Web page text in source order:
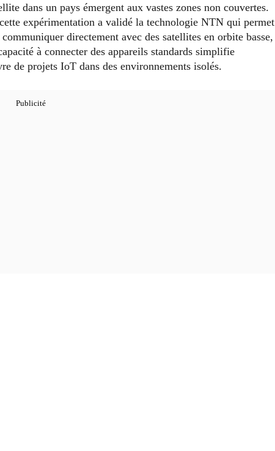
dans un pays émergent aux vastes zones non couvertes.
expérimentation a validé la technologie NTN qui permet
directement avec des satellites en orbite basse,
à connecter des appareils standards simplifie
de projets IoT dans des environnements isolés.